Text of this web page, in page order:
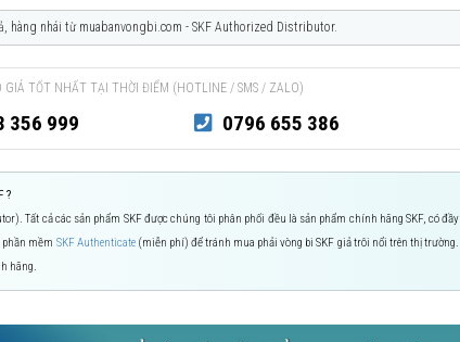
hàng nhái từ muabanvongbi.com - SKF Authorized Distributor.
TỐT NHẤT TẠI THỜI ĐIỂM (HOTLINE / SMS / ZALO)
356 999 0796 655 386
?
Tất cả các sản phẩm SKF được chúng tôi phân phối đều là sản phẩm chính hãng SKF, có đầy
mềm SKF Authenticate(miễn phí) để tránh mua phải vòng bi SKF giả trôi nổi trên thị trường.
hãng.